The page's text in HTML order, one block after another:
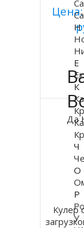
Кулер
Да
Н
Е
К
Ч
О
Р
У